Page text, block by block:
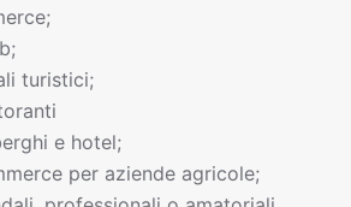
turistici;
e hotel;
per aziende agricole;